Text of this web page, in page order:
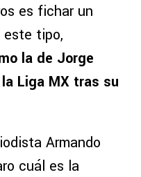
es fichar un
tipo,
la de Jorge
Liga MX tras su
Armando
cuál es la